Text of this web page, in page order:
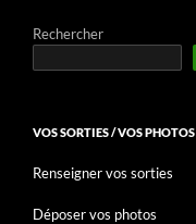
Rechercher
VOS SORTIES / VOS PHOTOS
Renseigner vos sorties
Déposer vos photos